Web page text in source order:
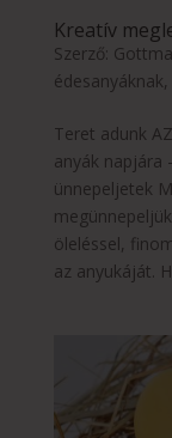
Kreatív
Szerző:
édesanyáknak,
Teret adunk
anyák napjára
ünnepeljetek
öleléssel,
az anyukáját.